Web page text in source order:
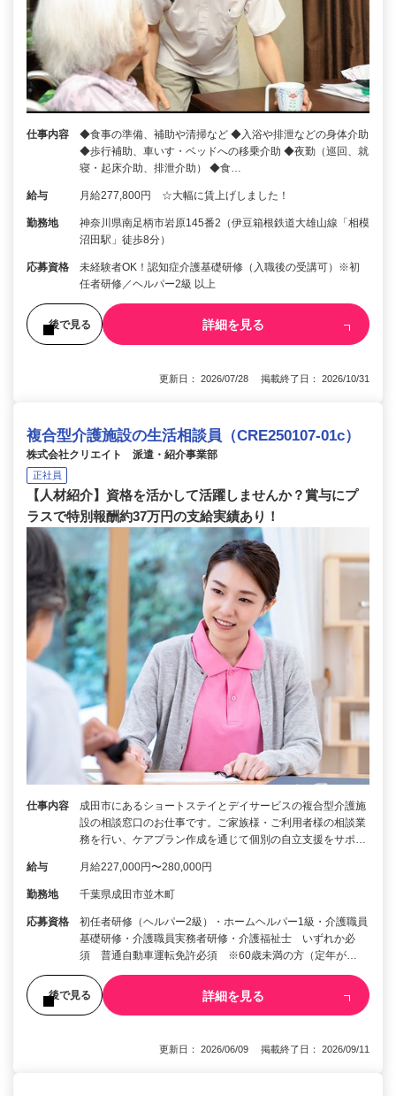
仕事内容
◆食事の準備、補助や清掃など ◆入浴や排泄などの身体介助
◆歩行補助、車いす・ベッドへの移乗介助 ◆夜勤（巡回、就
寝・起床介助、排泄介助） ◆食…
給与 月給277,800円 ☆大幅に賃上げしました！
勤務地
神奈川県南足柄市岩原145番2（伊豆箱根鉄道大雄山線「相模
沼田駅」徒歩8分）
応募資格
未経験者OK！認知症介護基礎研修（入職後の受講可）※初
任者研修／ヘルパー2級 以上
後で見る 詳細を見る
更新日： 2026/07/28 掲載終了日： 2026/10/31
複合型介護施設の生活相談員（CRE250107-01c）
株式会社クリエイト 派遣・紹介事業部
正社員
【人材紹介】資格を活かして活躍しませんか？賞与にプ
ラスで特別報酬約37万円の支給実績あり！
仕事内容
成田市にあるショートステイとデイサービスの複合型介護施
設の相談窓口のお仕事です。ご家族様・ご利用者様の相談業
務を行い、ケアプラン作成を通じて個別の自立支援をサポ…
給与 月給227,000円〜280,000円
勤務地 千葉県成田市並木町
応募資格
初任者研修（ヘルパー2級）・ホームヘルパー1級・介護職員
基礎研修・介護職員実務者研修・介護福祉士 いずれか必
須 普通自動車運転免許必須 ※60歳未満の方（定年が…
後で見る 詳細を見る
更新日： 2026/06/09 掲載終了日： 2026/09/11